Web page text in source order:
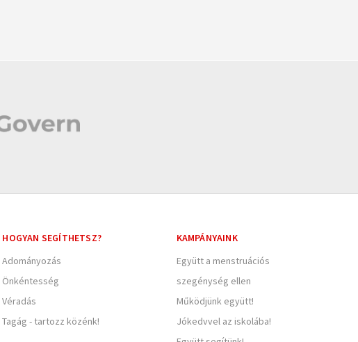
HOGYAN SEGÍTHETSZ?
Adományozás
Önkéntesség
Véradás
Tagág - tartozz közénk!
KAMPÁNYAINK
Együtt a menstruációs
szegénység ellen
Működjünk együtt!
Jókedvvel az iskolába!